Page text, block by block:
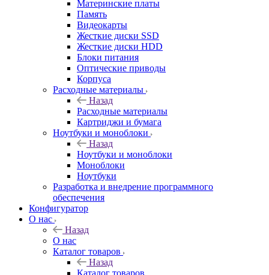
Материнские платы
Память
Видеокарты
Жесткие диски SSD
Жесткие диски HDD
Блоки питания
Оптические приводы
Корпуса
Расходные материалы
Назад
Расходные материалы
Картриджи и бумага
Ноутбуки и моноблоки
Назад
Ноутбуки и моноблоки
Моноблоки
Ноутбуки
Разработка и внедрение программного
обеспечения
Конфигуратор
О нас
Назад
О нас
Каталог товаров
Назад
Каталог товаров